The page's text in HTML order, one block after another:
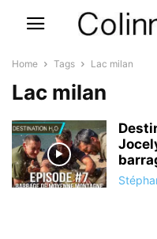
Home Tags Lac milan
Lac milan